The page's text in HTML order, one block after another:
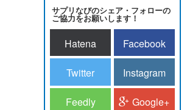
サプリなびのシェア・フォローの
ご協力をお願いします！
Hatena Facebook
Twitter Instagram
Feedly Google+